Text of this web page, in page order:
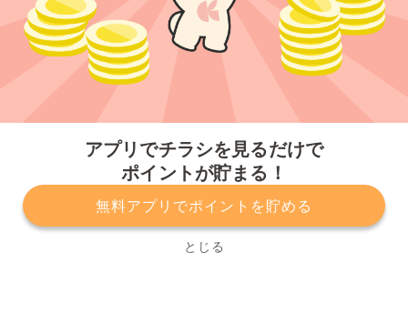
アプリでチラシを見るだけで
ポイントが貯まる！
無料アプリでポイントを貯める
とじる
プライバシーポリシー 利用規約
運営会社
サービスに関してのお問い合わせ